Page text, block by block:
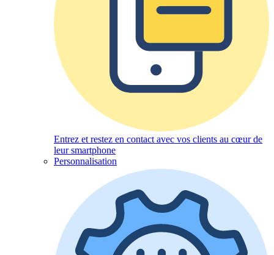
Entrez et restez en contact avec vos clients au cœur de
leur smartphone
Personnalisation